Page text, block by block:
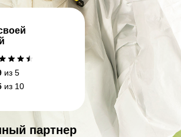
из 5
из 10
партнер